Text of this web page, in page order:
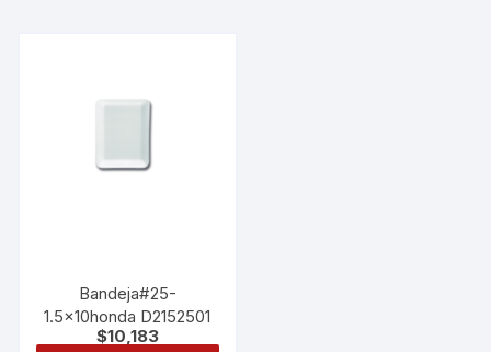
Bandeja#25-
1.5x10honda D2152501
$10,183